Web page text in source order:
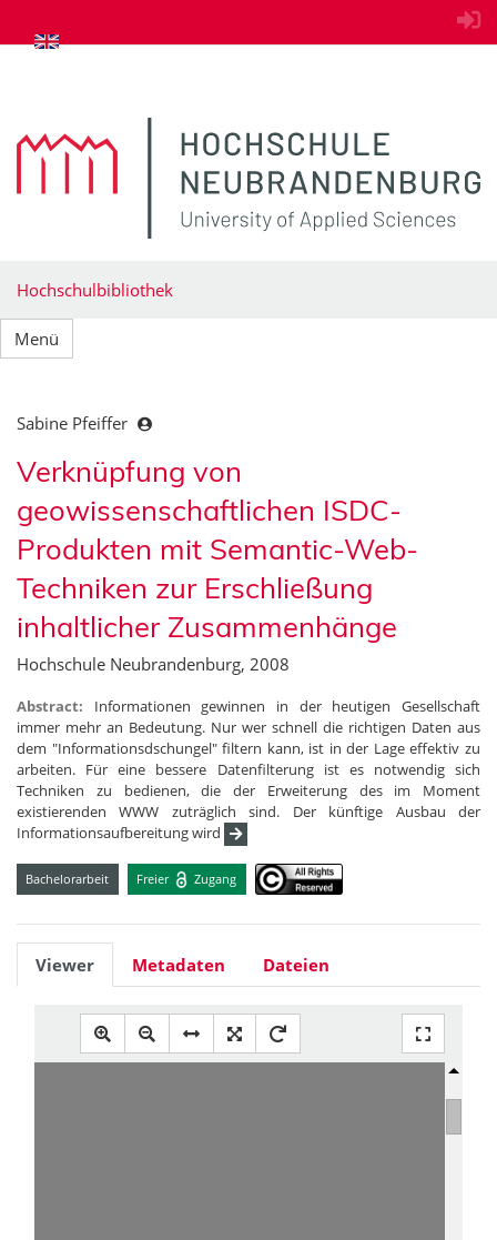
zum Inhalt springen
Hochschulbibliothek
Menü
Sabine Pfeiffer
Verknüpfung von
geowissenschaftlichen ISDC-
Produkten mit Semantic-Web-
Techniken zur Erschließung
inhaltlicher Zusammenhänge
Hochschule Neubrandenburg, 2008
Abstract: Informationen gewinnen in der heutigen Gesellschaft
immer mehr an Bedeutung. Nur wer schnell die richtigen Daten aus
dem "Informationsdschungel" filtern kann, ist in der Lage effektiv zu
arbeiten. Für eine bessere Datenfilterung ist es notwendig sich
Techniken zu bedienen, die der Erweiterung des im Moment
existierenden WWW zuträglich sind. Der künftige Ausbau der
Informationsaufbereitung wird
Bachelorarbeit Freier Zugang
Viewer Metadaten Dateien